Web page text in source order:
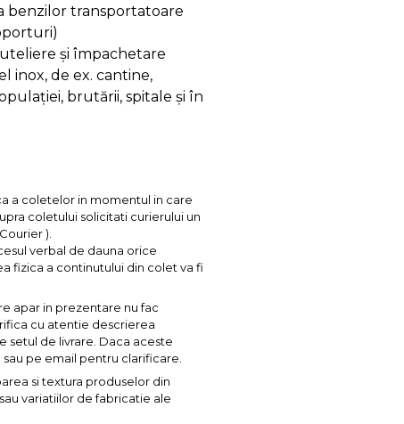
benzilor transportatoare
și împachetare
inox, de ex. cantine,
brutării, spitale și în
a coletelor in momentul in care
coletului solicitati curierului un
).
verbal de dauna orice
fizica a continutului din colet va fi
apar in prezentare nu fac
cu atentie descrierea
setul de livrare. Daca aceste
pe email pentru clarificare.
si textura produselor din
variatiilor de fabricatie ale